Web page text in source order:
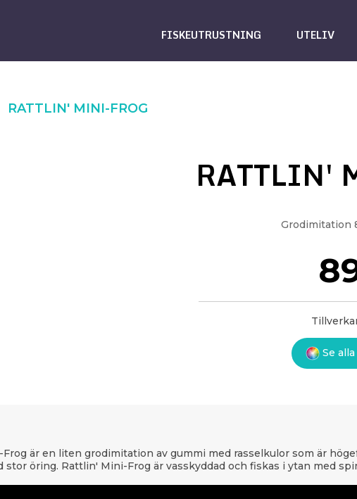
FISKEUTRUSTNING UTELIV
RATTLIN' MINI-FROG
RATTLIN'
Grodimitation
Se
är en liten grodimitation av gummi med rasselkulor som är
stor öring. Rattlin' Mini-Frog är vasskyddad och fiskas i ytan med